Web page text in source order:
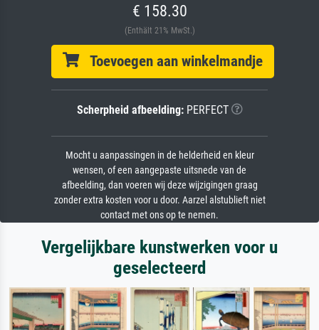
€ 158.30
(Enthält 21% MwSt.)
Toevoegen aan winkelmandje
Scherpheid afbeelding:PERFECT
Mocht u aanpassingen in de helderheid en kleur
wensen, of een aangepaste uitsnede van de
afbeelding, dan voeren wij deze wijzigingen graag
zonder extra kosten voor u door. Aarzel alstublieft niet
contact met ons op te nemen.
Vergelijkbare kunstwerken voor u
geselecteerd